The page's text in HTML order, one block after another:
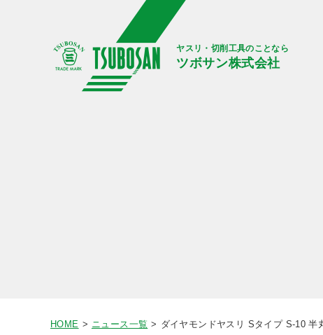
ヤスリ・切削工具のことなら
ツボサン株式会社
HOME ニュース一覧 ダイヤモンドヤスリ Sタイプ S-10 半